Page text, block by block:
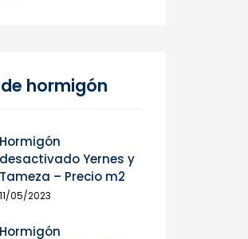
hormigón
Hormigón
desactivado Yernes y
Tameza – Precio m2
11/05/2023
Hormigón